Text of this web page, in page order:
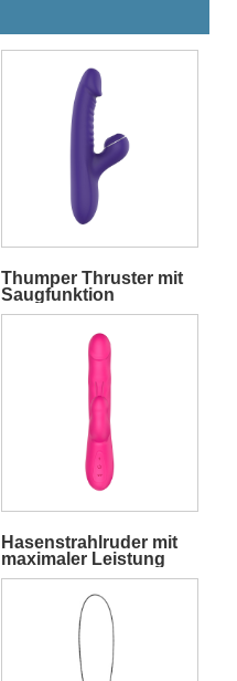
Thumper Thruster mit
Saugfunktion
Kaninchen
Hasenstrahlruder mit
maximaler Leistung